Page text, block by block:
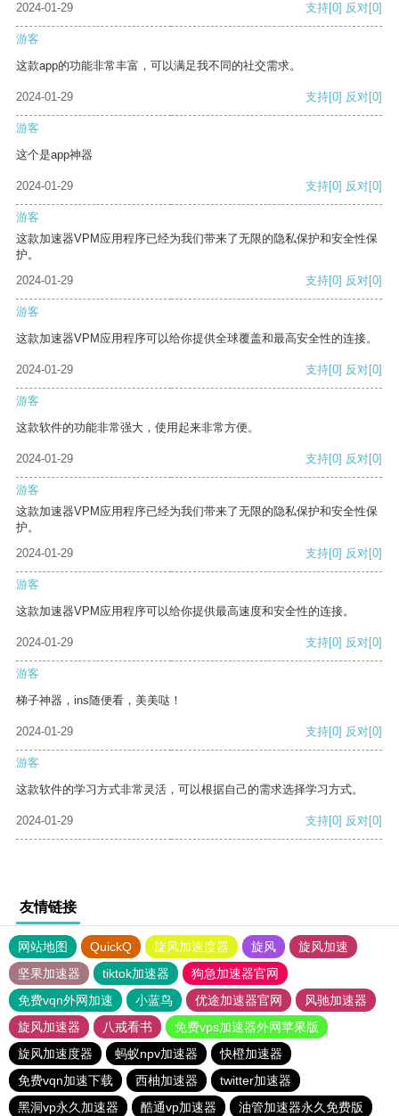
2024-01-29 支持[0] 反对[0]
游客
这款app的功能非常丰富，可以满足我不同的社交需求。
2024-01-29 支持[0] 反对[0]
游客
这个是app神器
2024-01-29 支持[0] 反对[0]
游客
这款加速器VPM应用程序已经为我们带来了无限的隐私保护和安全性保
护。
2024-01-29
支持[0] 反对[0]
游客
这款加速器VPM应用程序可以给你提供全球覆盖和最高安全性的连接。
2024-01-29 支持[0] 反对[0]
游客
这款软件的功能非常强大，使用起来非常方便。
2024-01-29 支持[0] 反对[0]
游客
这款加速器VPM应用程序已经为我们带来了无限的隐私保护和安全性保
护。
2024-01-29
支持[0] 反对[0]
游客
这款加速器VPM应用程序可以给你提供最高速度和安全性的连接。
2024-01-29 支持[0] 反对[0]
游客
梯子神器，ins随便看，美美哒！
2024-01-29 支持[0] 反对[0]
游客
这款软件的学习方式非常灵活，可以根据自己的需求选择学习方式。
2024-01-29 支持[0] 反对[0]
友情链接
网站地图 QuickQ 旋风加速度器 旋风
旋风加速
坚果加速器
tiktok加速器
狗急加速器官网
免费vqn外网加速
小蓝鸟 优途加速器官网
风驰加速器
旋风加速器
八戒看书
免费vps加速器外网苹果版
旋风加速度器
蚂蚁npv加速器
快橙加速器
免费vqn加速下载
西柚加速器
twitter加速器
黑洞vp永久加速器
酷通vp加速器 油管加速器永久免费版